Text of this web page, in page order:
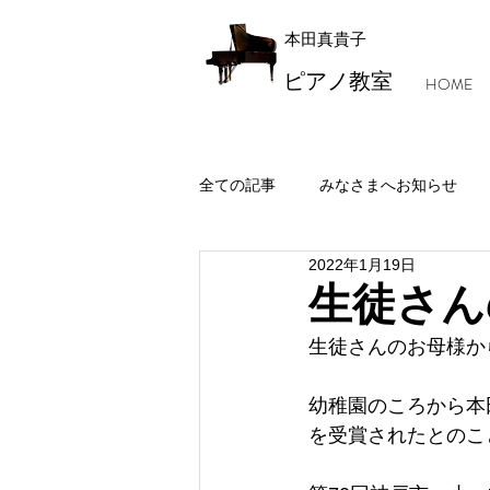
本田真貴子
HOME
ピアノ教室
全ての記事 みなさまへお知らせ
レッスン風景・本田マジック
生徒さ
2022年1月19日
生徒さんのお母様か
幼稚園のころから
を受賞されたとのこ